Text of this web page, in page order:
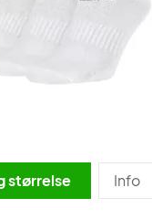
størrelse Info